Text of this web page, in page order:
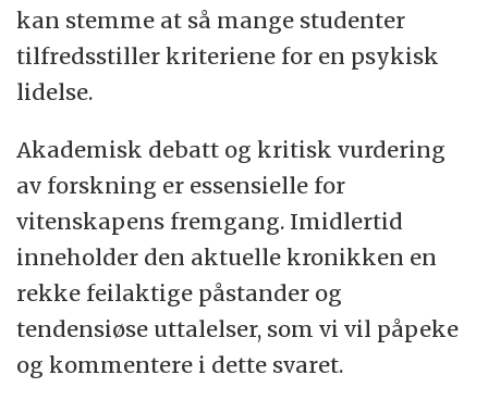
kan stemme at så mange studenter
tilfredsstiller kriteriene for en psykisk
lidelse.
Akademisk debatt og kritisk vurdering
av forskning er essensielle for
vitenskapens fremgang. Imidlertid
inneholder den aktuelle kronikken en
rekke feilaktige påstander og
tendensiøse uttalelser, som vi vil påpeke
og kommentere i dette svaret.